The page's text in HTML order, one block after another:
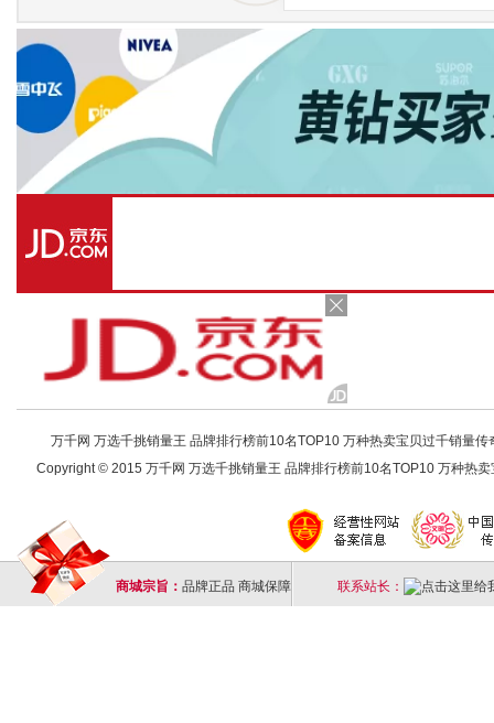
万千网 万选千挑销量王 品牌排行榜前10名TOP10 万种热卖宝贝过千销量
Copyright © 2015 万千网 万选千挑销量王 品牌排行榜前10名TOP10 万种热
商城宗旨： 品牌正品 商城保障 联系站长：